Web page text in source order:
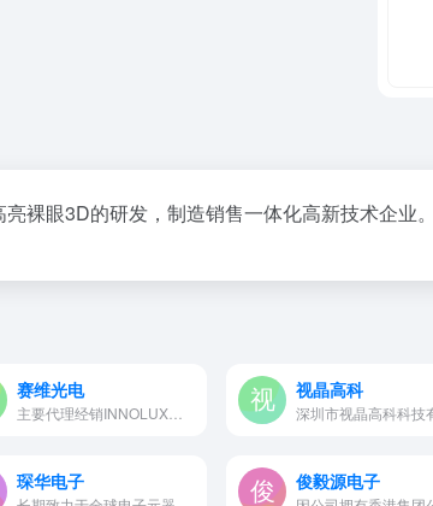
裸眼3D的研发，制造销售一体化高新技术企业。
赛维光电
主要代理经销INNOLUX、AUO等液…
视晶高科
琛华电子 俊毅源电子